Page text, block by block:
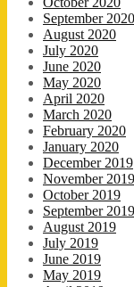
September 2020
August 2020
July 2020
June 2020
May 2020
April 2020
March 2020
February 2020
January 2020
December 2019
November 2019
October 2019
September 2019
August 2019
July 2019
June 2019
May 2019